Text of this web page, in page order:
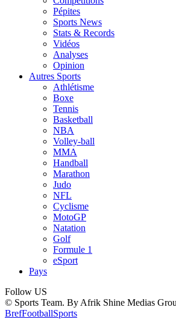
Pépites
Sports News
Stats & Records
Vidéos
Analyses
Opinion
Autres Sports
Athlétisme
Boxe
Tennis
Basketball
NBA
Volley-ball
MMA
Handball
Marathon
Judo
NFL
Cyclisme
MotoGP
Natation
Golf
Formule 1
eSport
Pays
Follow US
© Sports Team. By Afrik Shine Medias
BrefFootballSports